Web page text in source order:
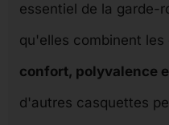
essentiel de la garde-
qu'elles combinent
confort, polyvalence
d'autres casquettes